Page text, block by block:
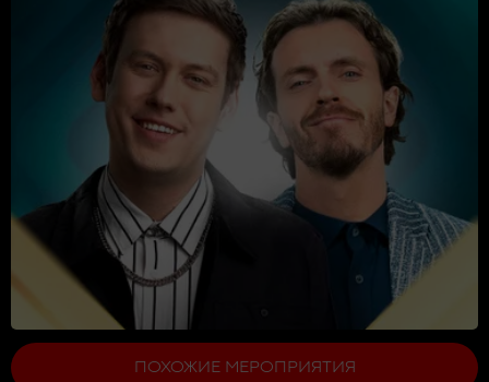
ПОХОЖИЕ МЕРОПРИЯТИЯ